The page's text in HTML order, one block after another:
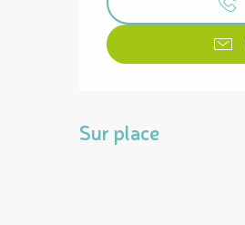
Sur place